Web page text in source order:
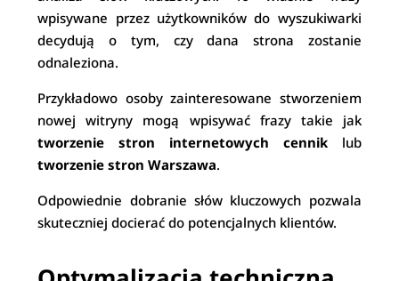
wpisywane przez użytkowników do wyszukiwarki
decydują o tym, czy dana strona zostanie
odnaleziona.
Przykładowo osoby zainteresowane stworzeniem
nowej witryny mogą wpisywać frazy takie jak
tworzenie stron internetowych cenniklub
tworzenie stron Warszawa.
Odpowiednie dobranie słów kluczowych pozwala
skuteczniej docierać do potencjalnych klientów.